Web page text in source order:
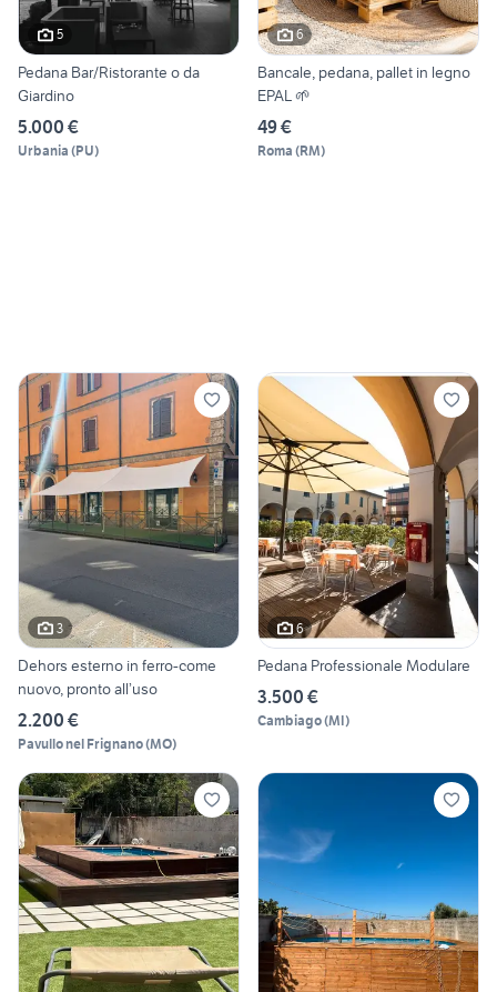
5
Pedana Bar/Ristorante o da
Giardino
5.000 €
Urbania (PU)
6
Bancale, pedana, pallet in legno
EPAL 🌱
49 €
Roma (RM)
3
Dehors esterno in ferro-come
nuovo, pronto all’uso
2.200 €
Pavullo nel Frignano(MO)
6
Pedana Professionale Modulare
3.500 €
Cambiago(MI)